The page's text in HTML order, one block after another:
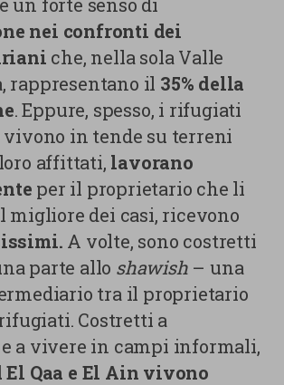
nei confronti dei
che, nella sola Valle
rappresentano il 35% della
. Eppure, spesso, i rifugiati
in tende su terreni
affittati, lavorano
per il proprietario che li
migliore dei casi, ricevono
A volte, sono costretti
parte allo shawish– una
tra il proprietario
Costretti a
a vivere in campi informali,
Qaa e El Ain vivono